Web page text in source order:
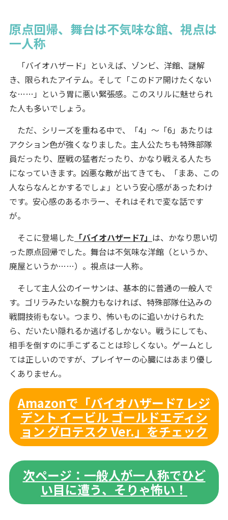
原点回帰、舞台は不気味な館、視点は
一人称
「バイオハザード」といえば、ゾンビ、洋館、謎解
き、限られたアイテム。そして「このドア開けたくない
な……」という胃に悪い緊張感。このスリルに魅せられ
た人も多いでしょう。
ただ、シリーズを重ねる中で、「4」〜「6」あたりは
アクション色が強くなりました。主人公たちも特殊部隊
員だったり、歴戦の猛者だったり、かなり戦える人たち
になっていきます。凶悪な敵が出てきても、「まあ、この
人ならなんとかするでしょ」という安心感があったわけ
です。安心感のあるホラー、それはそれで変な話です
が。
そこに登場した 「バイオハザード7」 は、かなり思い切
った原点回帰でした。舞台は不気味な洋館（というか、
廃屋というか……）。視点は一人称。
そして主人公のイーサンは、基本的に普通の一般人で
す。ゴリラみたいな腕力もなければ、特殊部隊仕込みの
戦闘技術もない。つまり、怖いものに追いかけられた
ら、だいたい隠れるか逃げるしかない。戦うにしても、
相手を倒すのに手こずることは珍しくない。ゲームとし
ては正しいのですが、プレイヤーの心臓にはあまり優し
くありません。
Amazonで「バイオハザード7 レジ
デント イービル ゴールドエディシ
ョン グロテスク Ver.」をチェック
次ページ：一般人が一人称でひど
い目に遭う、そりゃ怖い！